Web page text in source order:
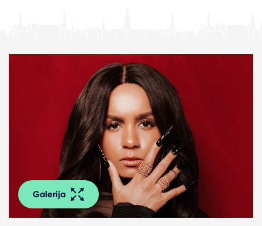
Galerija